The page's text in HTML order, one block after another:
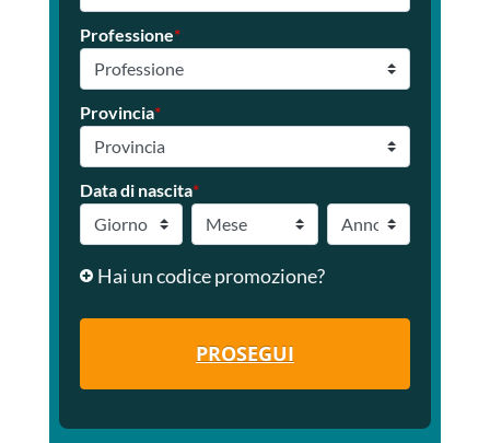
Professione*
Provincia*
Data di nascita*
Hai un codice promozione?
PROSEGUI